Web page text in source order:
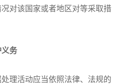
对该国家或者地区对等采取措
务
理活动应当依照法律、法规的